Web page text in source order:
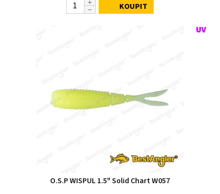
KOUPIT
O.S.P WISPUL 1.5" Solid Chart W057